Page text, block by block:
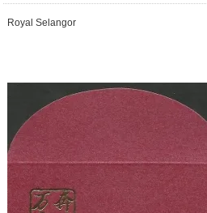
Royal Selangor